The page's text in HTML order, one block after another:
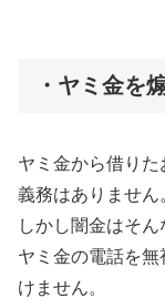
・ヤミ金を
ヤミ金から借りた
義務はありません
しかし闇金はそん
ヤミ金の電話を
けません。